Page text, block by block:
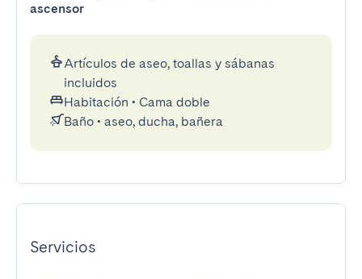
ascensor
Artículos de aseo, toallas y sábanas
incluidos
Habitación • Cama doble
Baño • aseo, ducha, bañera
Servicios